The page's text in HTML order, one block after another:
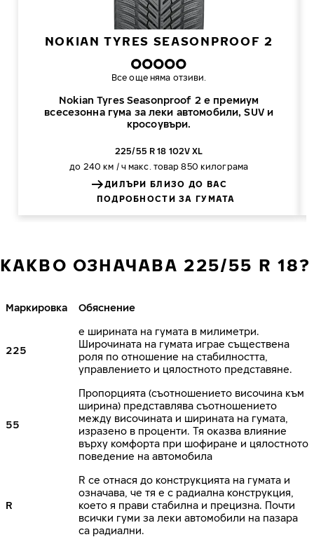
NOKIAN TYRES SEASONPROOF 2
Nokian Tyres Seasonproof 2 е премиум
всесезонна гума за леки автомобили, SUV и
кросоувъри.
Все още няма отзиви.
225/55 R 18 102V XL
до 240 км / ч макс. товар 850 килограма
ДИЛЪРИ БЛИЗО ДО ВАС
ПОДРОБНОСТИ ЗА ГУМАТА
КАКВО ОЗНАЧАВА 225/55 R 18?
Маркировка Обяснение
225
е ширината на гумата в милиметри.
Широчината на гумата играе съществена
роля по отношение на стабилността,
управлението и цялостното представяне.
55
Пропорцията (съотношението височина към
ширина) представлява съотношението
между височината и ширината на гумата,
изразено в проценти. Тя оказва влияние
върху комфорта при шофиране и цялостното
поведение на автомобила
R
R се отнася до конструкцията на гумата и
означава, че тя е с радиална конструкция,
което я прави стабилна и прецизна. Почти
всички гуми за леки автомобили на пазара
са радиални.